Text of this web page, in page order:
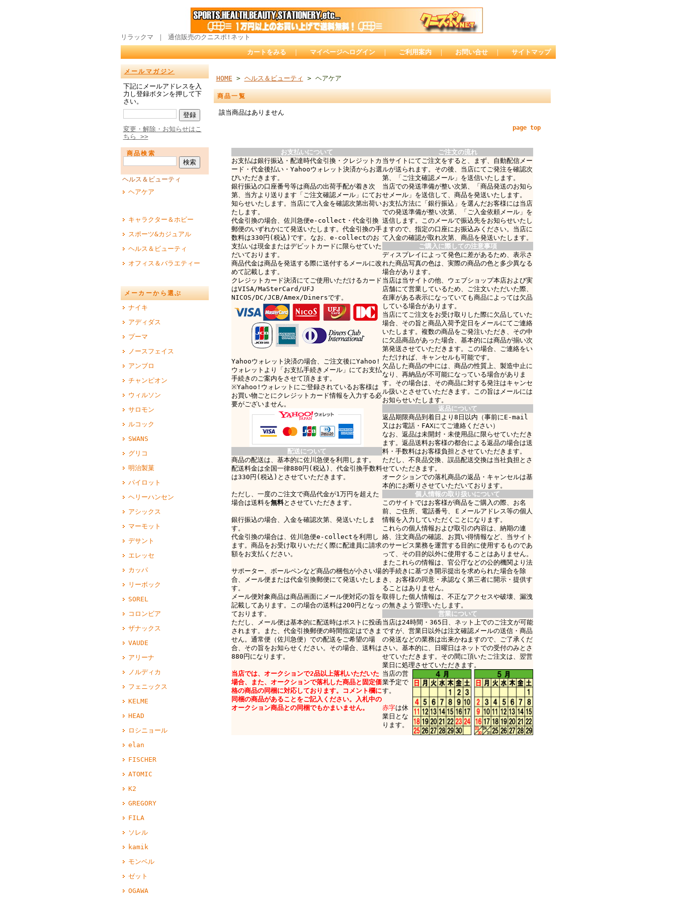
リラックマ ｜ 通信販売のクニスポ!ネット
カートをみる ｜ マイページへログイン ｜ ご利用案内 ｜ お問い合せ ｜ サイトマップ
メールマガジン
下記にメールアドレスを入
力し登録ボタンを押して下
さい。
変更・解除・お知らせはこ
ちら >>
商品検索
ヘルス＆ビューティ
ヘアケア
キャラクター＆ホビー
スポーツ&カジュアル
ヘルス＆ビューティ
オフィス＆バラエティー
メーカーから選ぶ
ナイキ
アディダス
プーマ
ノースフェイス
アンブロ
チャンピオン
ウィルソン
サロモン
ルコック
SWANS
グリコ
明治製菓
パイロット
ヘリーハンセン
アシックス
マーモット
デサント
エレッセ
カッパ
リーボック
SOREL
コロンビア
ザナックス
VAUDE
アリーナ
ノルディカ
フェニックス
KELME
HEAD
ロシニョール
elan
FISCHER
ATOMIC
K2
GREGORY
FILA
ソレル
kamik
モンベル
ゼット
OGAWA
HOME > ヘルス＆ビューティ > ヘアケア
商品一覧
該当商品はありません
page top
お支払いについて
お支払は銀行振込・配達時代金引換・クレジットカ
ード・代金後払い・Yahooウォレット決済からお選
びいただきます。
銀行振込の口座番号等は商品の出荷手配が着き次
第、当方より送ります「ご注文確認メール」にてお
知らせいたします。当店にて入金を確認次第出荷い
たします。
代金引換の場合、佐川急便e-collect・代金引換
郵便のいずれかにて発送いたします。代金引換の手
数料は330円(税込)です。なお、e-collectのお
支払いは現金またはデビットカードに限らせていた
だいております。
商品代金は商品を発送する際に送付するメールに改
めて記載します。
クレジットカード決済にてご使用いただけるカード
はVISA/MaSterCard/UFJ
NICOS/DC/JCB/Amex/Dinersです。
Yahooウォレット決済の場合、ご注文後にYahoo!
ウォレットより「お支払手続きメール」にてお支払
手続きのご案内をさせて頂きます。
※Yahoo!ウォレットにご登録されているお客様は
お買い物ごとにクレジットカード情報を入力する必
要がございません。
配送について
商品の配送は、基本的に佐川急便を利用します。
配送料金は全国一律880円(税込)、代金引換手数料
は330円(税込)とさせていただきます。
ただし、一度のご注文で商品代金が1万円を超えた
場合は送料を無料とさせていただきます。
銀行振込の場合、入金を確認次第、発送いたしま
す。
代金引換の場合は、佐川急便e-collectを利用し
ます。商品をお受け取りいただく際に配達員に請求
額をお支払ください。
サポーター、ボールペンなど商品の梱包が小さい場
合、メール便または代金引換郵便にて発送いたしま
す。
メール便対象商品は商品画面にメール便対応の旨を
記載してあります。この場合の送料は200円となっ
ております。
ただし、メール便は基本的に配送時はポストに投函
されます。また、代金引換郵便の時間指定はできま
せん。通常便（佐川急便）での配送をご希望の場
合、その旨をお知らせください。その場合、送料は
880円になります。
当店では、オークションで2品以上落札いただいた
場合、また、オークションで落札した商品と固定価
格の商品の同梱に対応しております。コメント欄に
同梱の商品があることをご記入ください。入札中の
オークション商品との同梱でもかまいません。
ご注文の流れ
当サイトにてご注文をすると、まず、自動配信メー
ルが送られます。その後、当店にてご発注を確認次
第、「ご注文確認メール」を送信いたします。
当店での発送準備が整い次第、「商品発送のお知ら
せメール」を送信して、商品を発送いたします。
お支払方法に「銀行振込」を選んだお客様には当店
での発送準備が整い次第、「ご入金依頼メール」を
送信します。このメールで振込先をお知らせいたし
ますので、指定の口座にお振込みください。当店に
て入金の確認が取れ次第、商品を発送いたします。
ご購入に際しての注意事項
ディスプレイによって発色に差があるため、表示さ
れた商品写真の色は、実際の商品の色と多少異なる
場合があります。
当店は当サイトの他、ウェブショップ本店および実
店舗にて営業しているため、ご注文いただいた際、
在庫がある表示になっていても商品によっては欠品
している場合があります。
当店にてご注文をお受け取りした際に欠品していた
場合、その旨と商品入荷予定日をメールにてご連絡
いたします。複数の商品をご発注いただき、その中
に欠品商品があった場合、基本的には商品が揃い次
第発送させていただきます。この場合、ご連絡をい
ただければ、キャンセルも可能です。
欠品した商品の中には、商品の性質上、製造中止に
なり、再納品が不可能になっている場合がありま
す。その場合は、その商品に対する発注はキャンセ
ル扱いとさせていただきます。この旨はメールには
お知らせいたします。
返品について
返品期限商品到着日より8日以内（事前にE-mail
又はお電話・FAXにてご連絡ください）
なお、返品は未開封・未使用品に限らせていただき
ます。返品送料お客様の都合による返品の場合は送
料・手数料はお客様負担とさせていただきます。
ただし、不良品交換、誤品配送交換は当社負担とさ
せていただきます。
オークションでの落札商品の返品・キャンセルは基
本的にお断りさせていただいております。
個人情報の取り扱いについて
このサイトではお客様が商品をご購入の際、お名
前、ご住所、電話番号、Ｅメールアドレス等の個人
情報を入力していただくことになります。
これらの個人情報および取引の内容は、納期の連
絡、注文商品の確認、お買い得情報など、当サイト
のサービス業務を運営する目的に使用するものであ
って、その目的以外に使用することはありません。
またこれらの情報は、官公庁などの公的機関より法
的手続きに基づき開示提出を求められた場合を除
き、お客様の同意・承認なく第三者に開示・提供す
ることはありません。
取得した個人情報は、不正なアクセスや破壊、漏洩
の無きよう管理いたします。
営業について
当店は24時間・365日、ネット上でのご注文が可能
ですが、営業日以外は注文確認メールの送信・商品
の発送などの業務は出来かねますので、ご了承くだ
さい。基本的に、日曜日はネットでの受付のみとさ
せていただきます。その間に頂いたご注文は、翌営
業日に処理させていただきます。
当店の営
業予定で
す。
赤字は休
業日とな
ります。